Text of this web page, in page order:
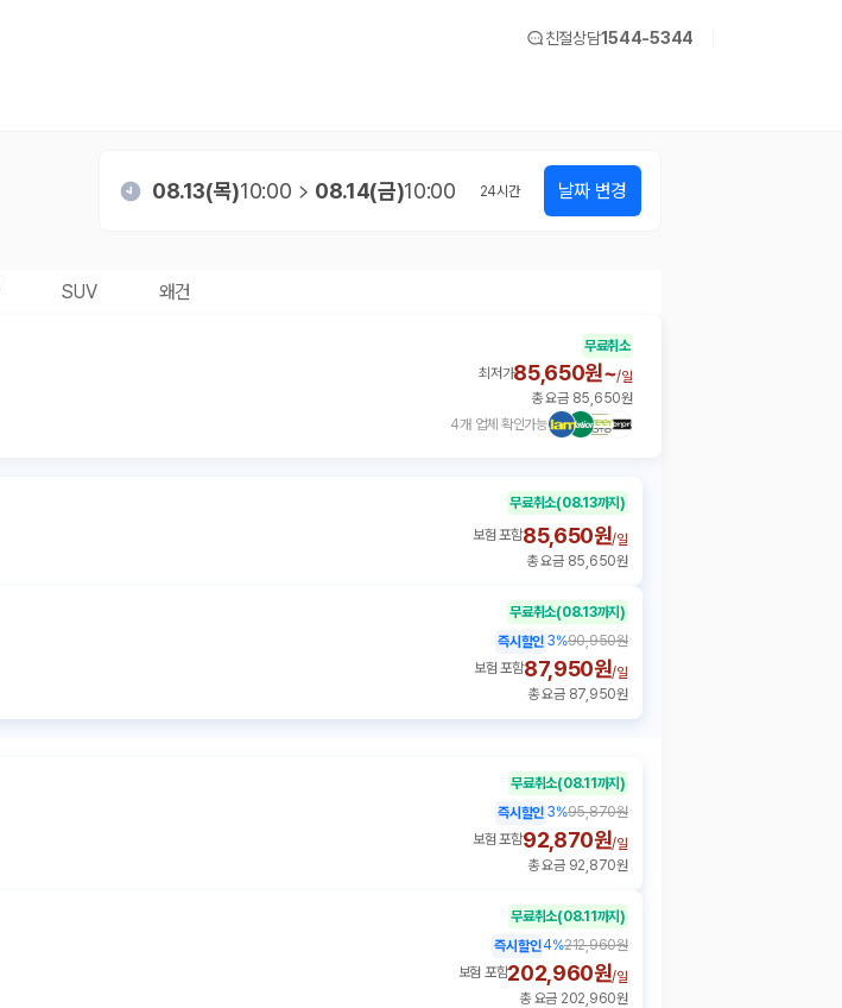
친절상담1544-5344
08.13(목)10:00 08.14(금)10:00 24시간 날짜 변경
SUV 왜건
4개 업체 확인가능
무료취소
최저가85,650원~/일
총 요금 85,650원
무료취소(08.13까지)
보험 포함85,650원/일
총 요금 85,650원
무료취소(08.13까지)
즉시할인 3%90,950원
보험 포함87,950원/일
총 요금 87,950원
무료취소(08.11까지)
즉시할인 3%95,870원
보험 포함92,870원/일
총 요금 92,870원
무료취소(08.11까지)
즉시할인4%212,960원
보험 포함202,960원/일
총 요금 202,960원